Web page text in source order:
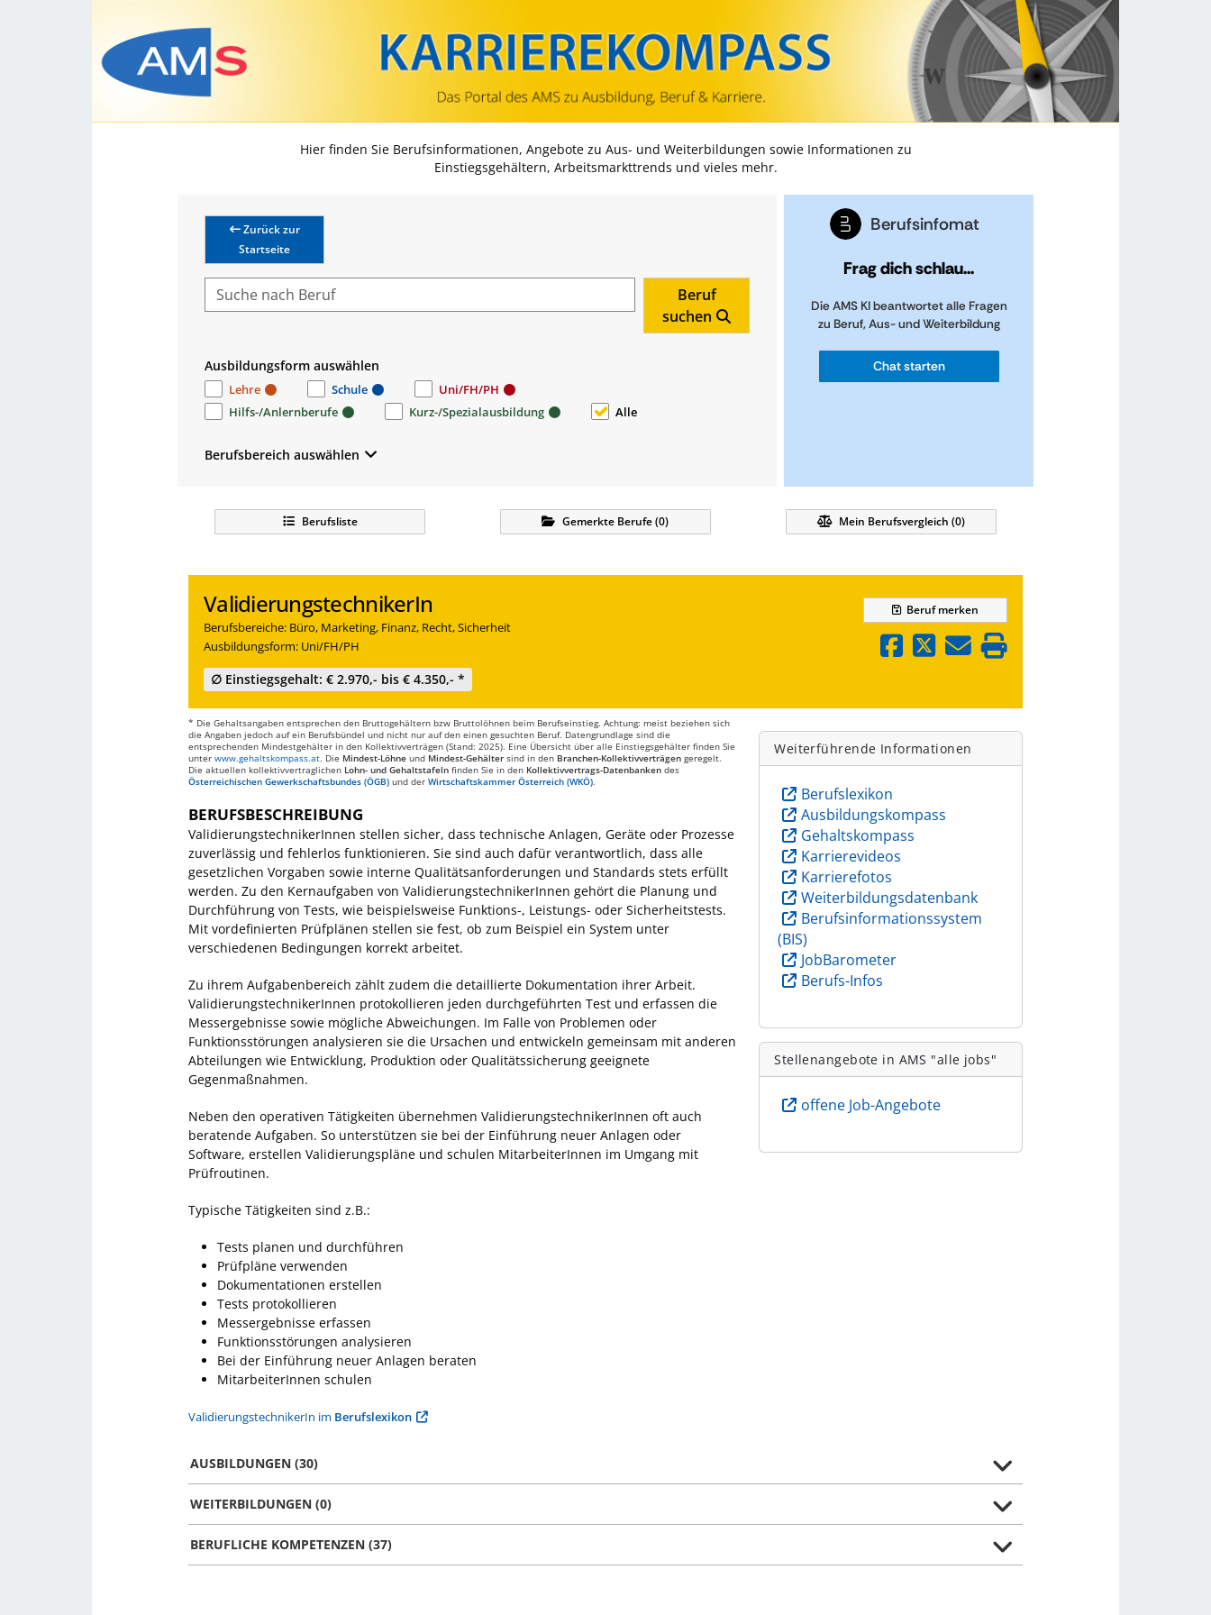
Zum Inhalt springen
Zum Navmenü springen
Zur Suche springen
Zur Footer springen
Hier finden Sie Berufsinformationen, Angebote zu Aus- und Weiterbildungen sowie Informationen zu
Einstiegsgehältern, Arbeitsmarkttrends und vieles mehr.
Zurück zur
Startseite
Beruf
suchen
Ausbildungsform auswählen
Lehre Schule
Uni/FH/PH
Hilfs-/Anlernberufe
Kurz-/Spezialausbildung Alle
Berufsbereich auswählen
Berufsinfomat
Frag dich schlau...
Die AMS KI beantwortet alle Fragen
zu Beruf, Aus- und Weiterbildung
Chat starten
Berufsliste Gemerkte Berufe(0) Mein Berufsvergleich (0)
ValidierungstechnikerIn
Berufsbereiche: Büro, Marketing, Finanz, Recht, Sicherheit
Ausbildungsform: Uni/FH/PH
∅ Einstiegsgehalt: € 2.970,- bis € 4.350,- *
Berufmerken
* Die Gehaltsangaben entsprechen den Bruttogehältern bzw Bruttolöhnen beim Berufseinstieg. Achtung: meist beziehen sich
die Angaben jedoch auf ein Berufsbündel und nicht nur auf den einen gesuchten Beruf. Datengrundlage sind die
entsprechenden Mindestgehälter in den Kollektivverträgen (Stand: 2025). Eine Übersicht über alle Einstiegsgehälter finden Sie
unter www.gehaltskompass.at. Die Mindest-Löhne und Mindest-Gehälter sind in den Branchen-Kollektivverträgen geregelt.
Die aktuellen kollektivvertraglichen Lohn- und Gehaltstafeln finden Sie in den Kollektivvertrags-Datenbanken des
Österreichischen Gewerkschaftsbundes (ÖGB) und der Wirtschaftskammer Österreich (WKÖ).
BERUFSBESCHREIBUNG
ValidierungstechnikerInnen stellen sicher, dass technische Anlagen, Geräte oder Prozesse
zuverlässig und fehlerlos funktionieren. Sie sind auch dafür verantwortlich, dass alle
gesetzlichen Vorgaben sowie interne Qualitätsanforderungen und Standards stets erfüllt
werden. Zu den Kernaufgaben von ValidierungstechnikerInnen gehört die Planung und
Durchführung von Tests, wie beispielsweise Funktions-, Leistungs- oder Sicherheitstests.
Mit vordefinierten Prüfplänen stellen sie fest, ob zum Beispiel ein System unter
verschiedenen Bedingungen korrekt arbeitet.
Zu ihrem Aufgabenbereich zählt zudem die detaillierte Dokumentation ihrer Arbeit.
ValidierungstechnikerInnen protokollieren jeden durchgeführten Test und erfassen die
Messergebnisse sowie mögliche Abweichungen. Im Falle von Problemen oder
Funktionsstörungen analysieren sie die Ursachen und entwickeln gemeinsam mit anderen
Abteilungen wie Entwicklung, Produktion oder Qualitätssicherung geeignete
Gegenmaßnahmen.
Neben den operativen Tätigkeiten übernehmen ValidierungstechnikerInnen oft auch
beratende Aufgaben. So unterstützen sie bei der Einführung neuer Anlagen oder
Software, erstellen Validierungspläne und schulen MitarbeiterInnen im Umgang mit
Prüfroutinen.
Typische Tätigkeiten sind z.B.:
Tests planen und durchführen
Prüfpläne verwenden
Dokumentationen erstellen
Tests protokollieren
Messergebnisse erfassen
Funktionsstörungen analysieren
Bei der Einführung neuer Anlagen beraten
MitarbeiterInnen schulen
ValidierungstechnikerIn im Berufslexikon
Weiterführende Informationen
Berufslexikon
Ausbildungskompass
Gehaltskompass
Karrierevideos
Karrierefotos
Weiterbildungsdatenbank
Berufsinformationssystem
(BIS)
JobBarometer
Berufs-Infos
Stellenangebote in AMS "alle jobs"
offene Job-Angebote
AUSBILDUNGEN (30)
WEITERBILDUNGEN (0)
BERUFLICHE KOMPETENZEN (37)